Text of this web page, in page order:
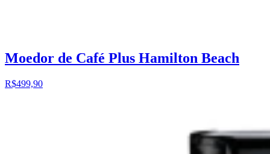
Moedor de Café Plus Hamilton Beach
R$499,90